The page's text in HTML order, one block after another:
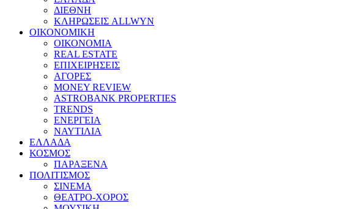
ΔΙΕΘΝΗ
ΚΛΗΡΩΣΕΙΣ ALLWYN
ΟΙΚΟΝΟΜΙΚΗ
ΟΙΚΟΝΟΜΙΑ
REAL ESTATE
ΕΠΙΧΕΙΡΗΣΕΙΣ
ΑΓΟΡΕΣ
MONEY REVIEW
ASTROBANK PROPERTIES
TRENDS
ΕΝΕΡΓΕΙΑ
ΝΑΥΤΙΛΙΑ
ΕΛΛΑΔΑ
ΚΟΣΜΟΣ
ΠΑΡΑΞΕΝΑ
ΠΟΛΙΤΙΣΜΟΣ
ΣΙΝΕΜΑ
ΘΕΑΤΡΟ-ΧΟΡΟΣ